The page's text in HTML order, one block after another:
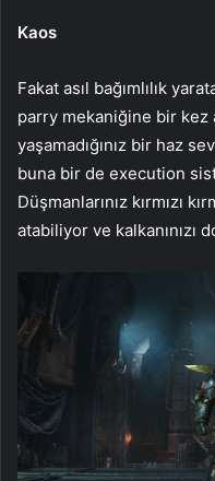
Kaos
Fakat asıl bağımlılık
parry mekaniğine bir kez
yaşamadığınız bir haz
buna bir de execution
Düşmanlarınız kırmızı
atabiliyor ve kalkanınızı